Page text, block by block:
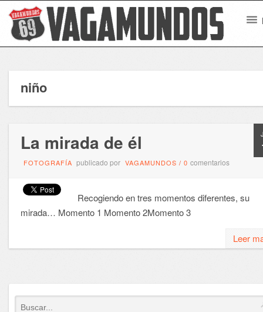
niño
La mirada de él
FOTOGRAFÍA publicado por VAGAMUNDOS / 0 comentarios
Recogiendo en tres momentos diferentes, su
mirada… Momento 1 Momento 2Momento 3
Leer